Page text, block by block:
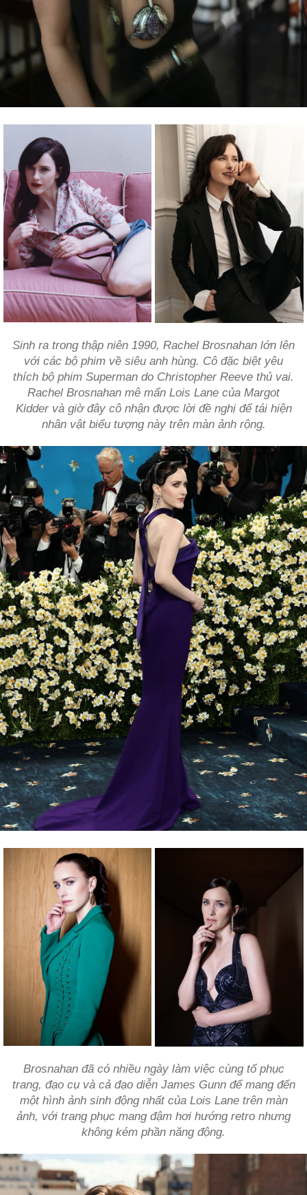
Sinh ra trong thập niên 1990, Rachel Brosnahan lớn lên
với các bộ phim về siêu anh hùng. Cô đặc biệt yêu
thích bộ phim Superman do Christopher Reeve thủ vai.
Rachel Brosnahan mê mẩn Lois Lane của Margot
Kidder và giờ đây cô nhận được lời đề nghị để tái hiện
nhân vật biểu tượng này trên màn ảnh rộng.
Brosnahan đã có nhiều ngày làm việc cùng tổ phục
trang, đạo cụ và cả đạo diễn James Gunn để mang đến
một hình ảnh sinh động nhất của Lois Lane trên màn
ảnh, với trang phục mang đậm hơi hướng retro nhưng
không kém phần năng động.